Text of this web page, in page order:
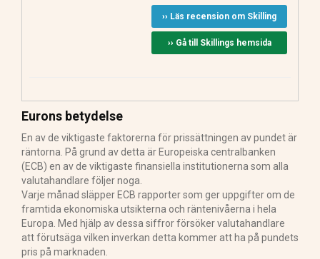
›› Läs recension om Skilling
›› Gå till Skillings hemsida
Eurons betydelse
En av de viktigaste faktorerna för prissättningen av pundet är
räntorna. På grund av detta är Europeiska centralbanken
(ECB) en av de viktigaste finansiella institutionerna som alla
valutahandlare följer noga.
Varje månad släpper ECB rapporter som ger uppgifter om de
framtida ekonomiska utsikterna och räntenivåerna i hela
Europa. Med hjälp av dessa siffror försöker valutahandlare
att förutsäga vilken inverkan detta kommer att ha på pundets
pris på marknaden.